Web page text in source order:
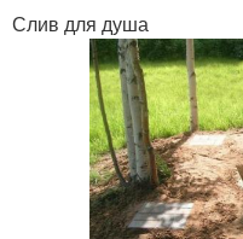
Слив для душа